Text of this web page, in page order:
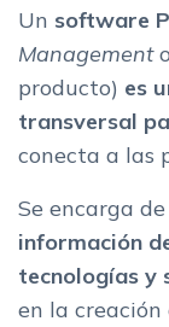
Un software
Management
producto) es
transversal
conecta a las
Se encarga de
información
tecnologías y
en la creación